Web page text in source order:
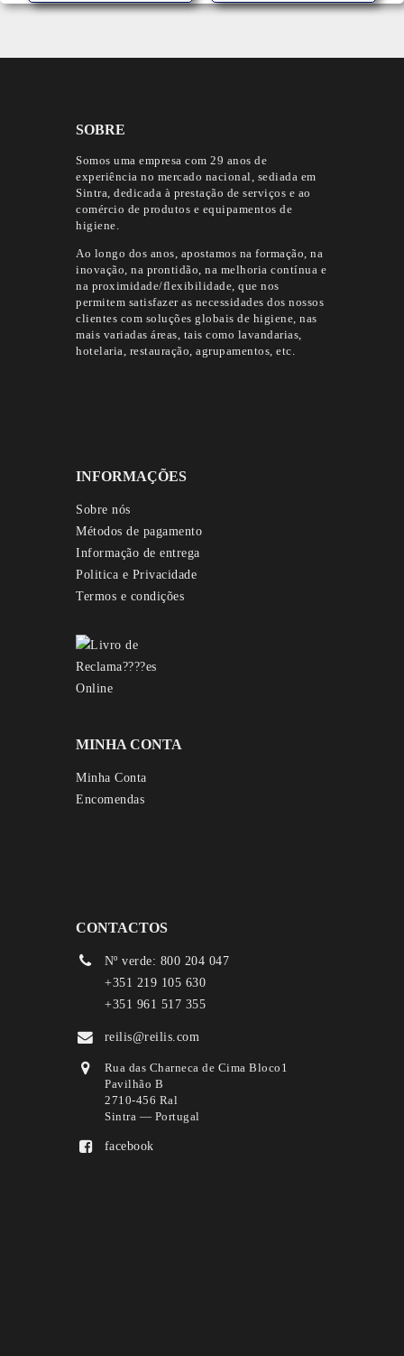
SOBRE
Somos uma empresa com 29 anos de
experiência no mercado nacional, sediada em
Sintra, dedicada à prestação de serviços e ao
comércio de produtos e equipamentos de
higiene.
Ao longo dos anos, apostamos na formação, na
inovação, na prontidão, na melhoria contínua e
na proximidade/flexibilidade, que nos
permitem satisfazer as necessidades dos nossos
clientes com soluções globais de higiene, nas
mais variadas áreas, tais como lavandarias,
hotelaria, restauração, agrupamentos, etc.
INFORMAÇÕES
Sobre nós
Métodos de pagamento
Informação de entrega
Politica e Privacidade
Termos e condições
MINHA CONTA
Minha Conta
Encomendas
CONTACTOS
Nº verde: 800 204 047
+351 219 105 630
+351 961 517 355
reilis@reilis.com
Rua das Charneca de Cima Bloco1
Pavilhão B
2710-456 Ral
Sintra — Portugal
facebook